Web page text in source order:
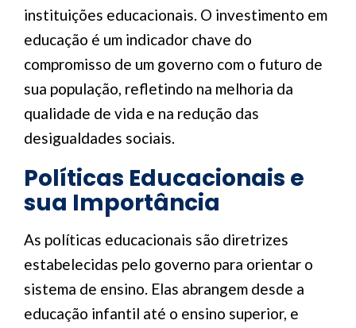
instituições educacionais. O investimento em
educação é um indicador chave do
compromisso de um governo com o futuro de
sua população, refletindo na melhoria da
qualidade de vida e na redução das
desigualdades sociais.
Políticas Educacionais e
sua Importância
As políticas educacionais são diretrizes
estabelecidas pelo governo para orientar o
sistema de ensino. Elas abrangem desde a
educação infantil até o ensino superior, e